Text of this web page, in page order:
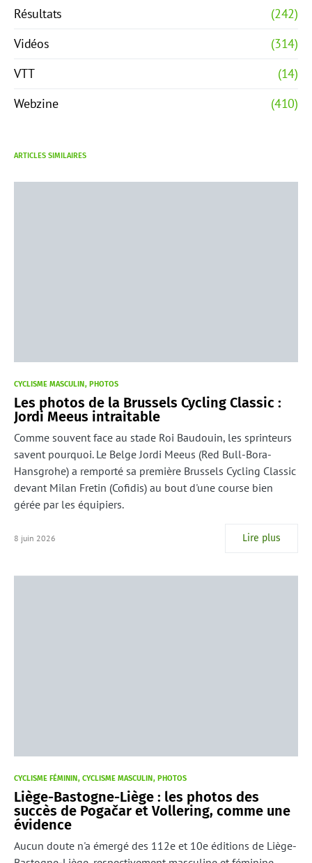
Résultats
(242)
Vidéos
(314)
VTT
(14)
Webzine
(410)
ARTICLES SIMILAIRES
CYCLISME MASCULIN PHOTOS
Les photos de la Brussels Cycling Classic :
Jordi Meeus intraitable
Comme souvent face au stade Roi Baudouin, les sprinteurs
savent pourquoi. Le Belge Jordi Meeus (Red Bull-Bora-
Hansgrohe) a remporté sa première Brussels Cycling Classic
devant Milan Fretin (Cofidis) au bout d'une course bien
gérée par les équipiers.
8 juin 2026 Lire plus
CYCLISME FÉMININ CYCLISME MASCULIN PHOTOS
Liège-Bastogne-Liège : les photos des
succès de Pogačar et Vollering, comme une
évidence
Aucun doute n'a émergé des 112e et 10e éditions de Liège-